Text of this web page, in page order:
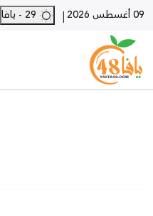
09 أغسطس 2026 |